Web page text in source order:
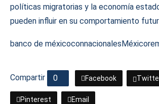
políticas migratorias y la economía
pueden influir en su comportamiento
banco de méxicoconnacionalesMéxico
Compartir 0 Facebook
Pinterest Email